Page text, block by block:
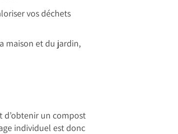
vos déchets
maison et du jardin,
d’obtenir un compost
individuel est donc